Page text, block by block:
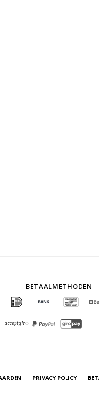
BETAALMETHODEN
PRIVACY POLICY